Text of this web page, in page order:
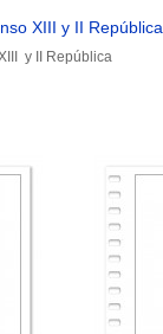
XIII y II República
y II República